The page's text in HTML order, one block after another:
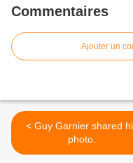
Commentaires
Ajouter un
< Guy Garnier shared his
photo.